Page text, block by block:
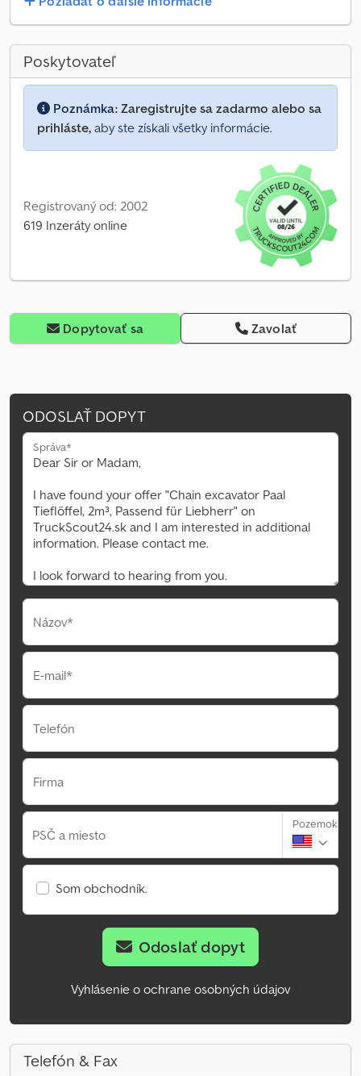
Poskytovateľ
Poznámka: Zaregistrujte sa zadarmo alebo sa
prihláste, aby ste získali všetky informácie.
Registrovaný od: 2002
619 Inzeráty online
Dopytovať sa Zavolať
ODOSLAŤ DOPYT
Správa*
Názov*
E-mail*
Telefón
Firma
PSČ a miesto
Pozemok
Som obchodník.
Odoslať dopyt
Vyhlásenie o ochrane osobných údajov
Telefón & Fax